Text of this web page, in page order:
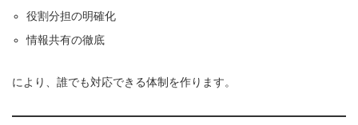
役割分担の明確化
情報共有の徹底
により、誰でも対応できる体制を作ります。